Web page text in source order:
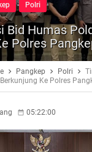
Polri
Bid Humas
Polres
Pangkep Polri
Ke Polres
05:22:00